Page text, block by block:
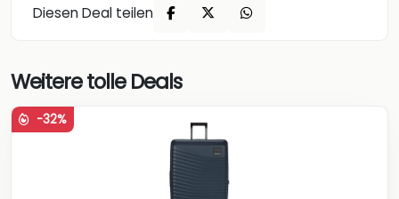
Diesen Deal teilen
Weitere tolle Deals
-32%